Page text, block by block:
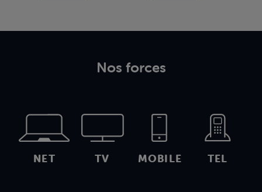
Nos forces
NET TV MOBILE TEL